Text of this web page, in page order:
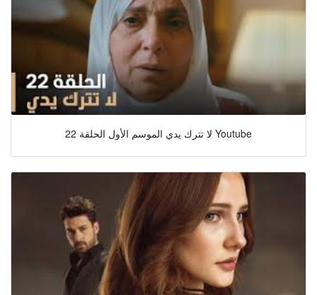
لا تترك يدي الموسم الأول الحلقة 22 Youtube